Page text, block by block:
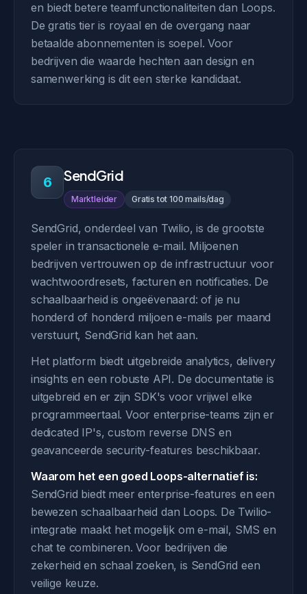
en biedt betere teamfunctionaliteiten dan Loops.
De gratis tier is royaal en de overgang naar
betaalde abonnementen is soepel. Voor
bedrijven die waarde hechten aan design en
samenwerking is dit een sterke kandidaat.
6 SendGrid
Marktleider Gratis tot 100 mails/dag
SendGrid, onderdeel van Twilio, is de grootste
speler in transactionele e-mail. Miljoenen
bedrijven vertrouwen op de infrastructuur voor
wachtwoordresets, facturen en notificaties. De
schaalbaarheid is ongeëvenaard: of je nu
honderd of honderd miljoen e-mails per maand
verstuurt, SendGrid kan het aan.
Het platform biedt uitgebreide analytics, delivery
insights en een robuste API. De documentatie is
uitgebreid en er zijn SDK's voor vrijwel elke
programmeertaal. Voor enterprise-teams zijn er
dedicated IP's, custom reverse DNS en
geavanceerde security-features beschikbaar.
Waarom het een goed Loops-alternatief is:
SendGrid biedt meer enterprise-features en een
bewezen schaalbaarheid dan Loops. De Twilio-
integratie maakt het mogelijk om e-mail, SMS en
chat te combineren. Voor bedrijven die
zekerheid en schaal zoeken, is SendGrid een
veilige keuze.